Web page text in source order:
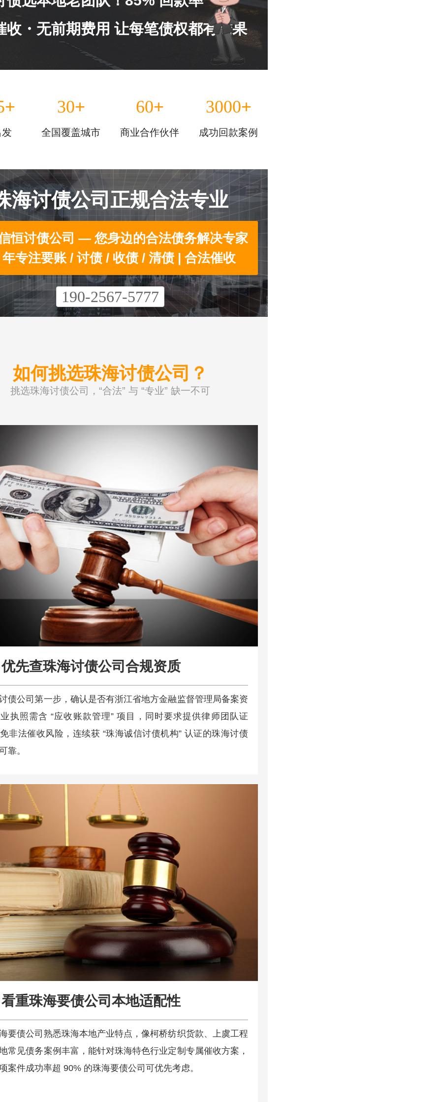
收・无前期费用 让每笔债权都有结果
+
发
30+
全国覆盖城市
60+
商业合作伙伴
3000+
成功回款案例
海讨债公司正规合法专业
恒讨债公司 — 您身边的合法债务解决专家
专注要账 / 讨债 / 收债 / 清债 | 合法催收
190-2567-5777
如何挑选珠海讨债公司？
挑选珠海讨债公司，“合法” 与 “专业” 缺一不可
优先查珠海讨债公司合规资质
债公司第一步，确认是否有浙江省地方金融监督管理局备案资
执照需含 “应收账款管理” 项目，同时要求提供律师团队证
非法催收风险，连续获 “珠海诚信讨债机构” 认证的珠海讨债
靠。​
看重珠海要债公司本地适配性
要债公司熟悉珠海本地产业特点，像柯桥纺织货款、上虞工程
常见债务案例丰富，能针对珠海特色行业定制专属催收方案，
案件成功率超 90% 的珠海要债公司可优先考虑。